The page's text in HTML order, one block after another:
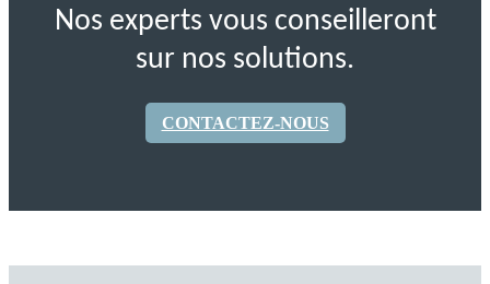
Nos experts vous conseilleront
sur nos solutions.
CONTACTEZ-NOUS